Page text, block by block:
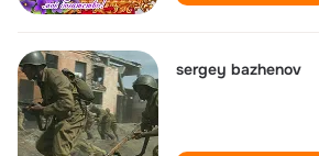
sergey bazhenov